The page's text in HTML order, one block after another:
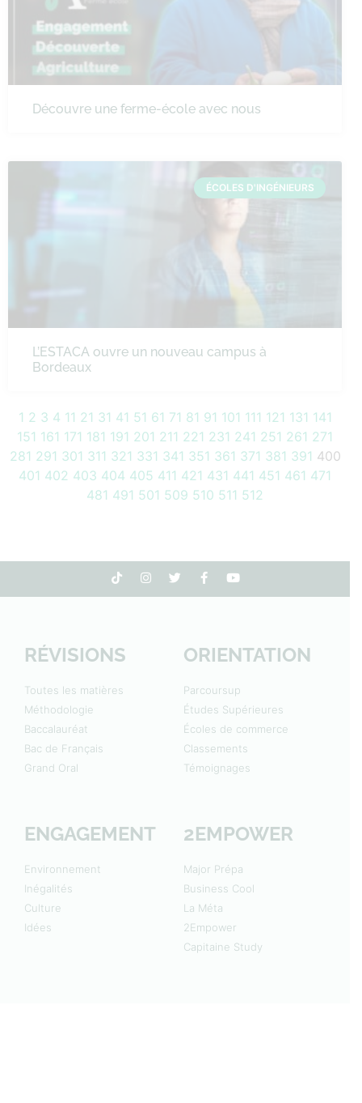
Découvre une ferme-école avec nous
ÉCOLES D'INGÉNIEURS
L’ESTACA ouvre un nouveau campus à
Bordeaux
1 2 3 4 11 21 31 41 51 61 71 81 91 101 111 121 131 141
151 161 171 181 191 201 211 221 231 241 251 261 271
281 291 301 311 321 331 341 351 361 371 381 391 400
401 402 403 404 405 411 421 431 441 451 461 471
481 491 501 509 510 511 512
RÉVISIONS
Toutes les matières
Méthodologie
Baccalauréat
Bac de Français
Grand Oral
ORIENTATION
Parcoursup
Études Supérieures
Écoles de commerce
Classements
Témoignages
ENGAGEMENT
Environnement
Inégalités
Culture
Idées
2EMPOWER
Major Prépa
Business Cool
La Méta
2Empower
Capitaine Study